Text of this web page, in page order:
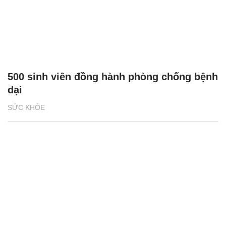
SỨC KHỎE
500 sinh viên đồng hành phòng chống bệnh
dại